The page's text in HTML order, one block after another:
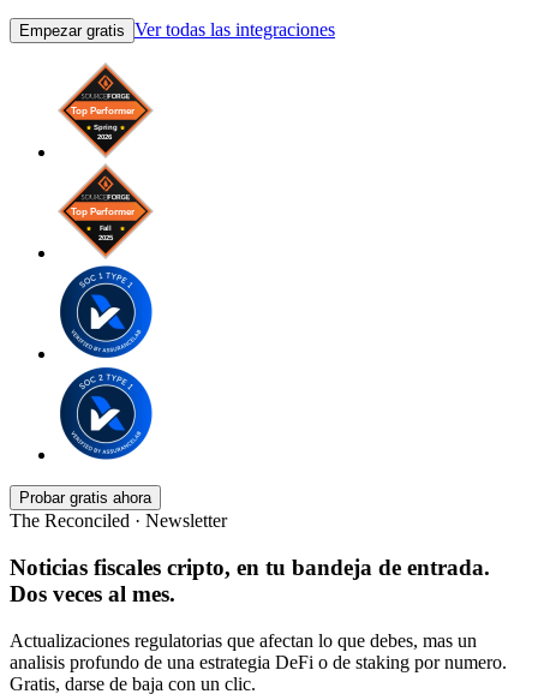
Empezar gratis Ver todas las integraciones
Probar gratis ahora
The Reconciled · Newsletter
Noticias fiscales cripto, en tu bandeja de entrada.
Dos veces al mes.
Actualizaciones regulatorias que afectan lo que debes, mas un
analisis profundo de una estrategia DeFi o de staking por numero.
Gratis, darse de baja con un clic.